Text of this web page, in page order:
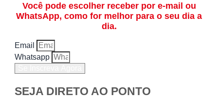
Você pode escolher receber por e-mail ou
WhatsApp, como for melhor para o seu dia a
dia.
Email
Whatsapp
SEJA DIRETO AO PONTO